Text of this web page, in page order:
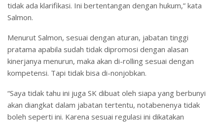
tidak ada klarifikasi. Ini bertentangan dengan hukum,” kata
Salmon.
Menurut Salmon, sesuai dengan aturan, jabatan tinggi
pratama apabila sudah tidak dipromosi dengan alasan
kinerjanya menurun, maka akan di-rolling sesuai dengan
kompetensi. Tapi tidak bisa di-nonjobkan.
“Saya tidak tahu ini juga SK dibuat oleh siapa yang berbunyi
akan diangkat dalam jabatan tertentu, notabenenya tidak
boleh seperti ini. Karena sesuai regulasi ini dikatakan